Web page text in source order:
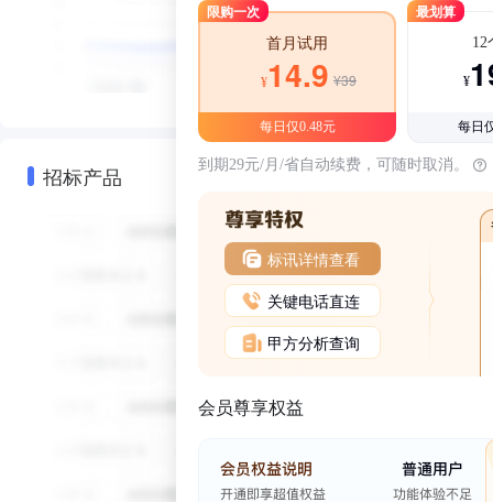
招标产品
限购一次
首月试用
¥14.9 ¥39
每日仅0.48元
最划算
12
¥
每日
到期29元/月/省自动续费，可随时取消。
标讯详情查看
关键电话直连
甲方分析查询
会员尊享权益